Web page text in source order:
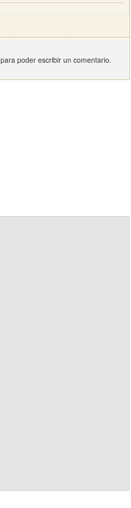
para poder escribir un comentario.